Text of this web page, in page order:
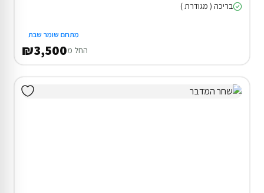
בריכה ( מגודרת )
מתחם שומר שבת
החל מ₪3,500